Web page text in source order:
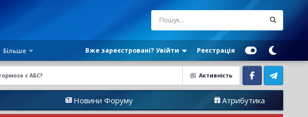
Більше Вже зареєстровані? Увійти Реєстрація
Активність
с АБС?
Facebook Telegram
Новини Форуму Атрибутика